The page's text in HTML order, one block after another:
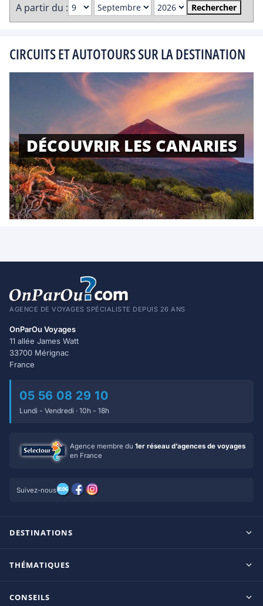
A partir du :
Rechercher
CIRCUITS ET AUTOTOURS SUR LA DESTINATION
DÉCOUVRIR LES CANARIES
AGENCE DE VOYAGES SPÉCIALISTE DEPUIS 26 ANS
OnParOu Voyages
11 allée James Watt
33700 Mérignac
France
05 56 08 29 10
Lundi - Vendredi · 10h - 18h
Agence membre du 1er réseau d’agences de voyages
en France
Suivez-nous
DESTINATIONS
Ile Maurice
THÉMATIQUES
CONSEILS